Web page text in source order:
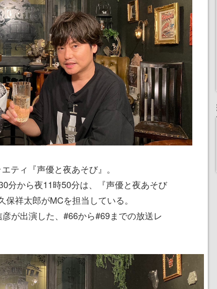
ティ『声優と夜あそび』。
分から夜11時50分は、『声優と夜あそび
祥太郎がMCを担当している。
が出演した、#66から#69までの放送レ